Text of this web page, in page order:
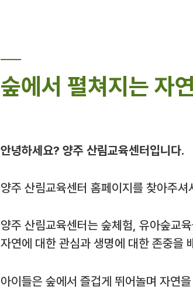
숲에서 펼쳐지는 자
안녕하세요? 양주 산림교육센터입니다.
양주 산림교육센터 홈페이지를 찾아주셔
양주 산림교육센터는 숲체험, 유아숲교
자연에 대한 관심과 생명에 대한 존중을
아이들은 숲에서 즐겁게 뛰어놀며 자연